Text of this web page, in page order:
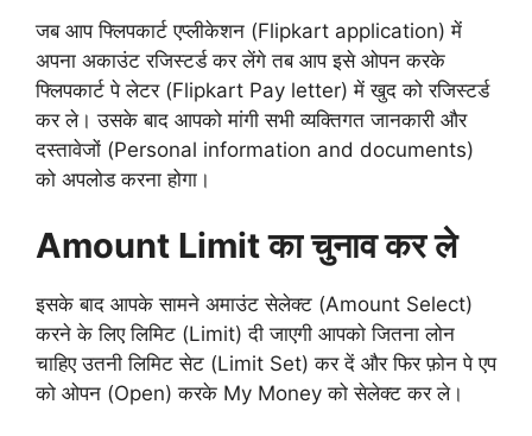
जब आप फ्लिपकार्ट एप्लीकेशन (Flipkart application) में
अपना अकाउंट रजिस्टर्ड कर लेंगे तब आप इसे ओपन करके
फ्लिपकार्ट पे लेटर (Flipkart Pay letter) में खुद को रजिस्टर्ड
कर ले। उसके बाद आपको मांगी सभी व्यक्तिगत जानकारी और
दस्तावेजों (Personal information and documents)
को अपलोड करना होगा।
Amount Limit का चुनाव कर ले
इसके बाद आपके सामने अमाउंट सेलेक्ट (Amount Select)
करने के लिए लिमिट (Limit) दी जाएगी आपको जितना लोन
चाहिए उतनी लिमिट सेट (Limit Set) कर दें और फिर फ़ोन पे एप
को ओपन (Open) करके My Money को सेलेक्ट कर ले।